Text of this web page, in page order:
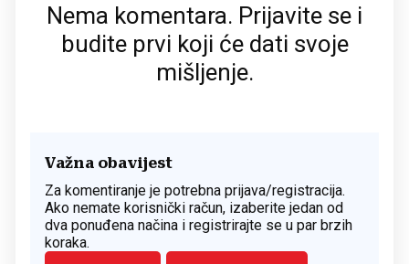
Nema komentara. Prijavite se i
budite prvi koji će dati svoje
mišljenje.
Važna obavijest
Za komentiranje je potrebna prijava/registracija.
Ako nemate korisnički račun, izaberite jedan od
dva ponuđena načina i registrirajte se u par brzih
koraka.